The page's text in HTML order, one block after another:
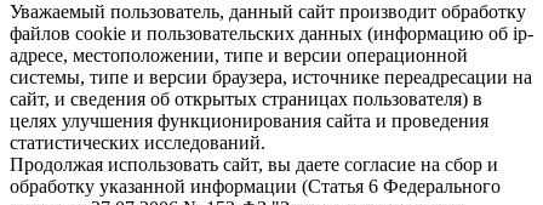
Уважаемый пользователь, данный сайт производит обработку
файлов cookie и пользовательских данных (информацию об ip-
адресе, местоположении, типе и версии операционной
системы, типе и версии браузера, источнике переадресации на
сайт, и сведения об открытых страницах пользователя) в
целях улучшения функционирования сайта и проведения
статистических исследований.
Продолжая использовать сайт, вы даете согласие на сбор и
обработку указанной информации (Статья 6 Федерального